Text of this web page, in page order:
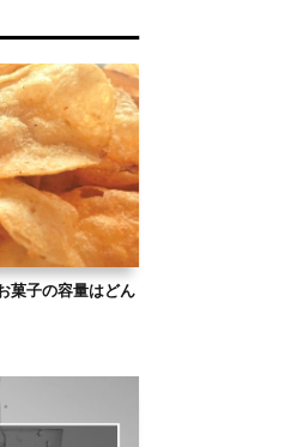
菓子の容量はどん